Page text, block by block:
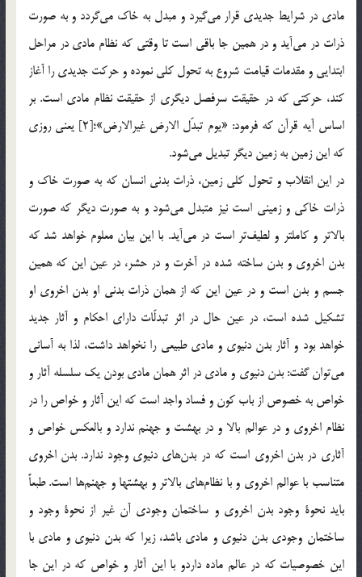
مادي در شرايط جديدي قرار مي‌گيرد و مبدل به خاك مي‌گردد و به صورت
ذرات در مي‌آيد و در همين جا باقي است تا وقتي كه نظام مادي در مراحل
ابتدايي و مقدمات قيامت شروع به تحول كلي نموده و حركت جديدي را آغاز
كند، حركتي كه در حقيقت سرفصل ديگري از حقيقت نظام مادي است. بر
اساس آيه قرآن كه فرمود: «يوم تبدّل الارض غيرالارض»؛[2] يعني روزي
كه اين زمين به زمين ديگر تبديل مي‌شود.
در اين انقلاب و تحول كلي زمين، ذرات بدني انسان كه به صورت خاك و
ذرات خاكي و زميني است نيز متبدل مي‌شود و به صورت ديگر كه صورت
بالاتر و كاملتر و لطيف‌تر است در مي‌آيد. با اين بيان معلوم خواهد شد كه
بدن اخروي و بدن ساخته شده در آخرت و در حشر، در عين اين كه همين
جسم و بدن است و در عين اين كه از همان ذرات بدني او بدن اخروي او
تشكيل شده است، در عين حال در اثر تبدلّات داراي احكام و آثار جديد
خواهد بود و آثار بدن دنيوي و مادي طبيعي را نخواهد داشت، ‌لذا به آساني
مي‌توان گفت: بدن دنيوي و مادي در اثر همان مادي بودن يك سلسله آثار و
خواص به خصوص از باب كون و فساد واجد است كه اين آثار و خواص را در
نظام اخروي و در عوالم بالا و در بهشت و جهنم ندارد و بالعكس خواص و
آثاري در بدن اخروي است كه در بدن‌هاي دنيوي وجود ندارد. بدن اخروي
متناسب با عوالم اخروي و با نظام‌هاي بالاتر و بهشتها و جهنم‌ها است. طبعاً
بايد نحوة وجود بدن اخروي و ساختمان وجودي آن غير از نحوة وجود و
ساختمان وجودي بدن دنيوي و مادي باشد، زيرا كه بدن دنيوي و مادي با
اين خصوصيات كه در عالم ماده داردو با اين آثار و خواص كه در اين جا